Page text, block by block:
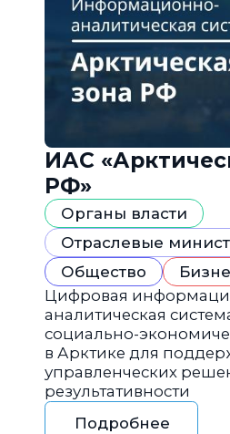
ИАС
РФ»
Органы власти
Отраслевые
Общество
Цифровая
аналитическая
социально-
в Арктике для
управленческих
результативности
Подробнее